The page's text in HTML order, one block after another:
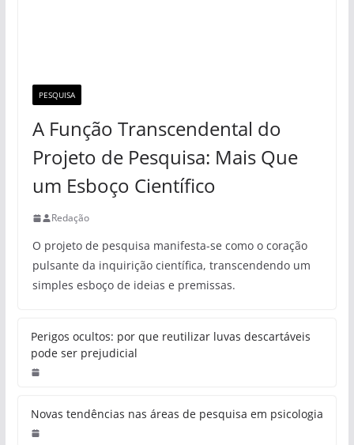
PESQUISA
A Função Transcendental do
Projeto de Pesquisa: Mais Que
um Esboço Científico
Redação
O projeto de pesquisa manifesta-se como o coração
pulsante da inquirição científica, transcendendo um
simples esboço de ideias e premissas.
Perigos ocultos: por que reutilizar luvas descartáveis
pode ser prejudicial
Novas tendências nas áreas de pesquisa em psicologia